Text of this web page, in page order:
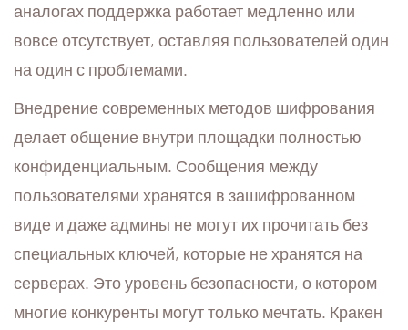
аналогах поддержка работает медленно или
вовсе отсутствует, оставляя пользователей один
на один с проблемами.
Внедрение современных методов шифрования
делает общение внутри площадки полностью
конфиденциальным. Сообщения между
пользователями хранятся в зашифрованном
виде и даже админы не могут их прочитать без
специальных ключей, которые не хранятся на
серверах. Это уровень безопасности, о котором
многие конкуренты могут только мечтать. Кракен